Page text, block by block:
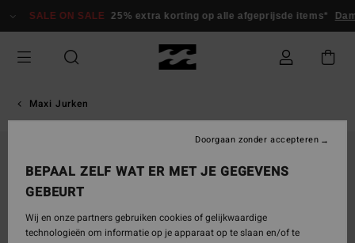
naar
SALE ON SALE 25% extra korting op alle afgeprijsde items*
Maxi Jurken
BEPAAL ZELF WAT ER MET JE GEGEVENS
GEBEURT
Wij en onze partners gebruiken cookies of gelijkwaardige
technologieën om informatie op je apparaat op te slaan en/of te
Doorgaan zonder accepteren